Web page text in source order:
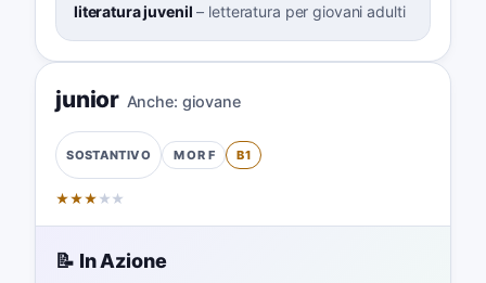
literatura juvenil – letteratura per giovani adulti
junior Anche: giovane
SOSTANTIVO M OR F B1
★★★ ★ ★
📝 In Azione